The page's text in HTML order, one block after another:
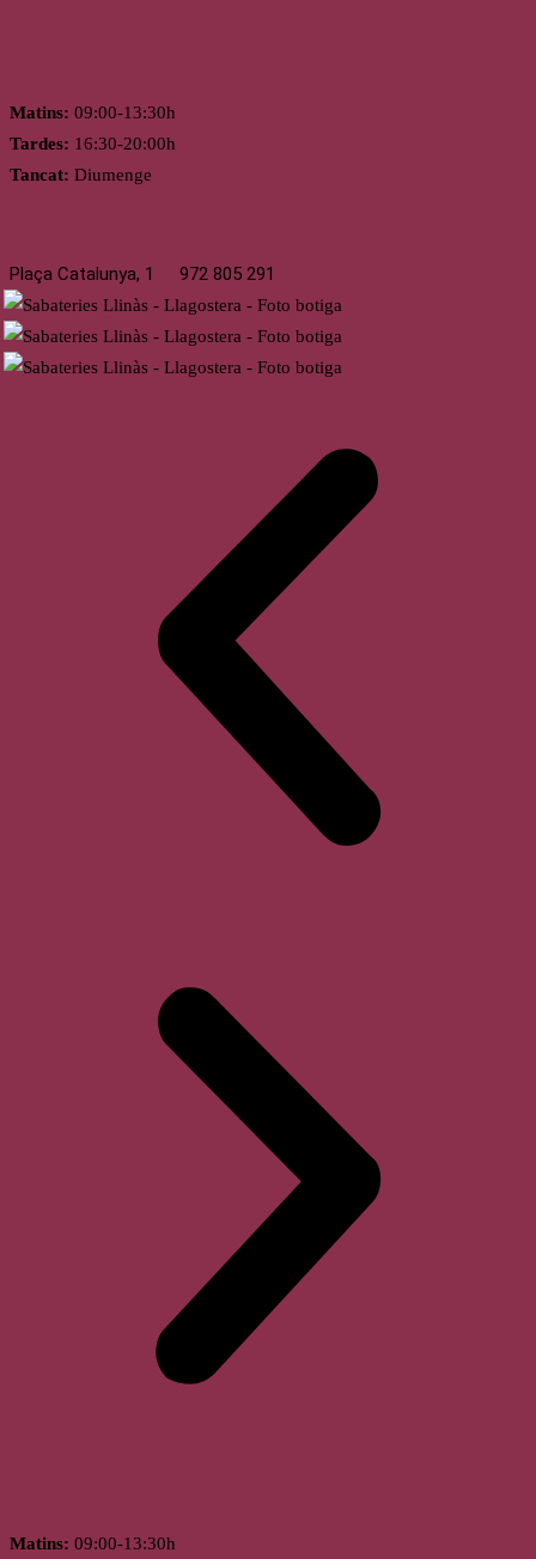
Matins: 09:00-13:30h
Tardes: 16:30-20:00h
Tancat: Diumenge
Plaça Catalunya, 1 972 805 291
Matins: 09:00-13:30h